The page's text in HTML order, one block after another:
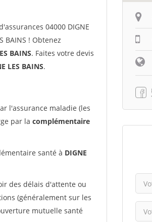
04000 DIGNE
BAINS ! Obtenez
BAINS. Faites votre devis
LES BAINS.
l'assurance maladie (les
par la complémentaire
santé à DIGNE
des délais d'attente ou
(généralement sur les
mutuelle santé